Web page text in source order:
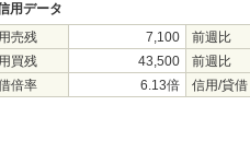
用データ
売残
7,100
前週比
買残
43,500
前週比
倍率
6.13倍 信用/貸借